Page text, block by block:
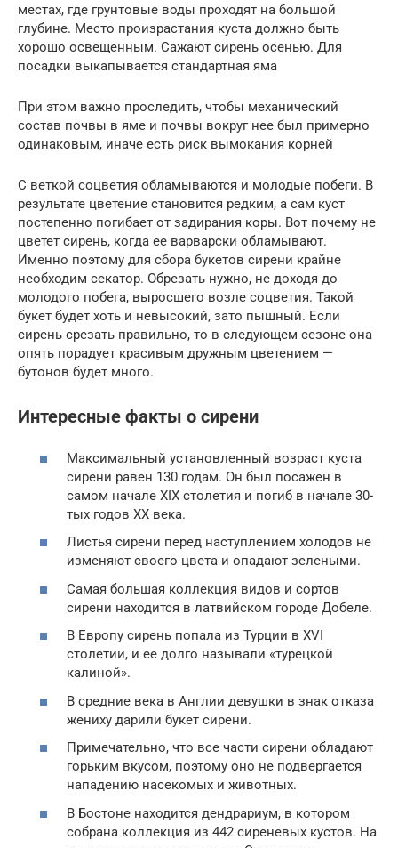
местах, где грунтовые воды проходят на большой
глубине. Место произрастания куста должно быть
хорошо освещенным. Сажают сирень осенью. Для
посадки выкапывается стандартная яма
При этом важно проследить, чтобы механический
состав почвы в яме и почвы вокруг нее был примерно
одинаковым, иначе есть риск вымокания корней
С веткой соцветия обламываются и молодые побеги. В
результате цветение становится редким, а сам куст
постепенно погибает от задирания коры. Вот почему не
цветет сирень, когда ее варварски обламывают.
Именно поэтому для сбора букетов сирени крайне
необходим секатор. Обрезать нужно, не доходя до
молодого побега, выросшего возле соцветия. Такой
букет будет хоть и невысокий, зато пышный. Если
сирень срезать правильно, то в следующем сезоне она
опять порадует красивым дружным цветением —
бутонов будет много.
Интересные факты о сирени
Максимальный установленный возраст куста
сирени равен 130 годам. Он был посажен в
самом начале XIX столетия и погиб в начале 30-
тых годов XX века.
Листья сирени перед наступлением холодов не
изменяют своего цвета и опадают зелеными.
Самая большая коллекция видов и сортов
сирени находится в латвийском городе Добеле.
В Европу сирень попала из Турции в XVI
столетии, и ее долго называли «турецкой
калиной».
В средние века в Англии девушки в знак отказа
жениху дарили букет сирени.
Примечательно, что все части сирени обладают
горьким вкусом, поэтому оно не подвергается
нападению насекомых и животных.
В Бостоне находится дендрариум, в котором
собрана коллекция из 442 сиреневых кустов. На